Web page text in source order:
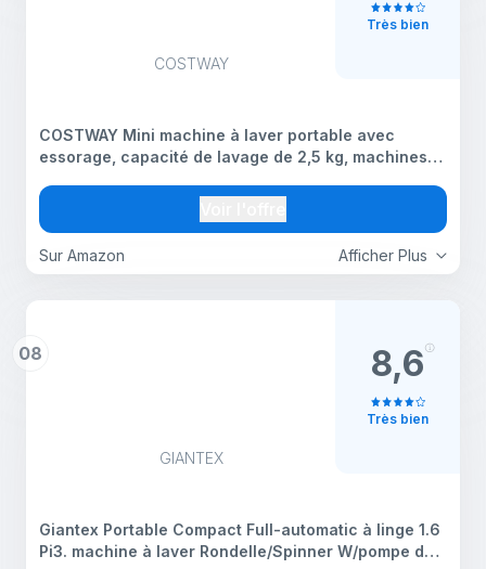
COSTWAY
Afficher Plus
Sur Amazon
COSTWAY Mini machine à laver portable avec
essorage, capacité de lavage de 2,5 kg, machines
d'énergie, contrôleur rotatif, lave-linge pour maison
Très bien
08
GIANTEX
Giantex Portable Compact Full-automatic à linge 1.6
Pi3. machine à laver Rondelle/Spinner W/pompe de
8,6
Très bien